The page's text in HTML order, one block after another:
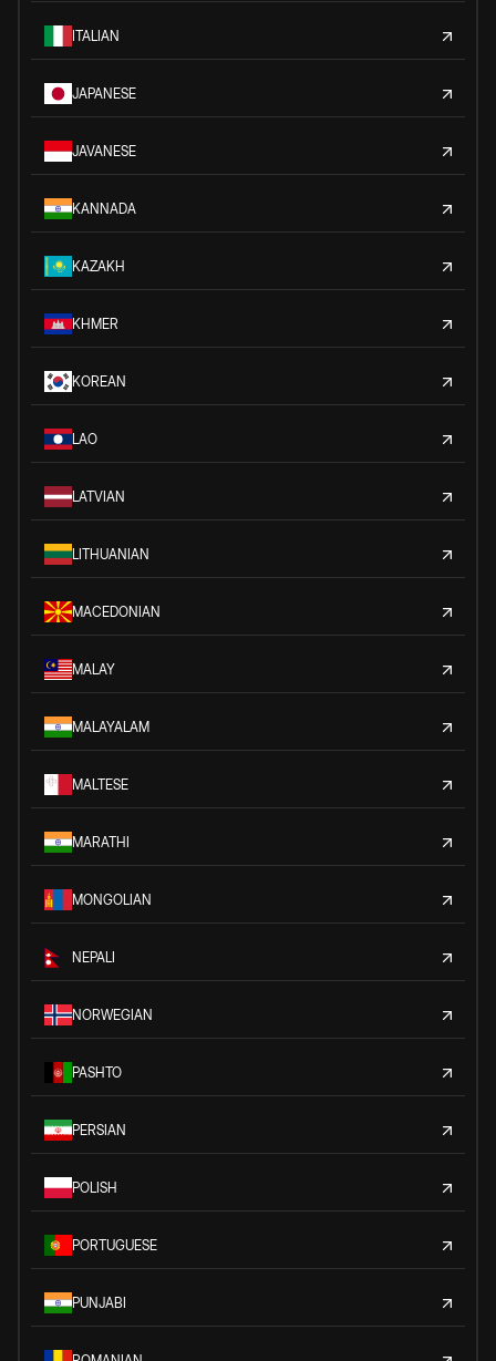
ITALIAN
JAPANESE
JAVANESE
KANNADA
KAZAKH
KHMER
KOREAN
LAO
LATVIAN
LITHUANIAN
MACEDONIAN
MALAY
MALAYALAM
MALTESE
MARATHI
MONGOLIAN
NEPALI
NORWEGIAN
PASHTO
PERSIAN
POLISH
PORTUGUESE
PUNJABI